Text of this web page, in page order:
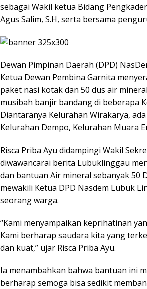
sebagai Wakil ketua Bidang
Agus Salim, S.H, serta bersama
Dewan Pimpinan Daerah (DPD)
Ketua Dewan Pembina Garnita
paket nasi kotak dan 50 dus air
musibah banjir bandang di beberapa
Diantaranya Kelurahan Wirakarya,
Kelurahan Dempo, Kelurahan Muara
Risca Priba Ayu didampingi Wakil
diwawancarai berita Lubuklinggau
dan bantuan Air mineral sebanyak 50
mewakili Ketua DPD Nasdem Lubuk
seorang warga.
“Kami menyampaikan keprihatinan
Kami berharap saudara kita yang
dan kuat,” ujar Risca Priba Ayu.
Ia menambahkan bahwa bantuan ini
berharap semoga bisa sedikit